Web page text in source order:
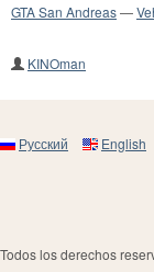
GTA San Andreas—
KINOman
Русский English
Todos los derechos